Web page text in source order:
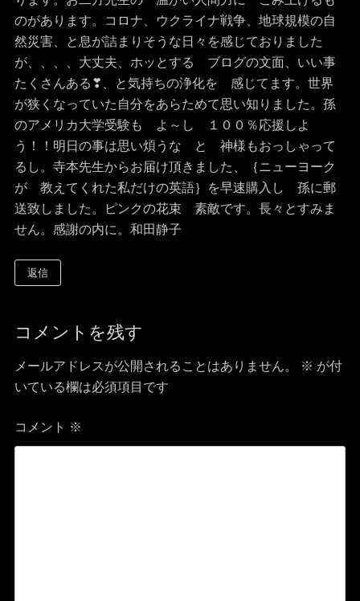
ョ
ン
のがあります。コロナ、ウクライナ戦争、地球規模の自
然災害、と息が詰まりそうな日々を感じておりました
が、、、、大丈夫、ホッとする ブログの文面、いい事
たくさんある❣、と気持ちの浄化を 感じてます。世界
が狭くなっていた自分をあらためて思い知りました。孫
のアメリカ大学受験も よ～し １００％応援しよ
う！！明日の事は思い煩うな と 神様もおっしゃって
るし。寺本先生からお届け頂きました、｛ニューヨーク
が 教えてくれた私だけの英語｝を早速購入し 孫に郵
送致しました。ピンクの花束 素敵です。長々とすみま
せん。感謝の内に。和田静子
返信
コメントを残す
メールアドレスが公開されることはありません。 ※ が付
いている欄は必須項目です
コメント ※